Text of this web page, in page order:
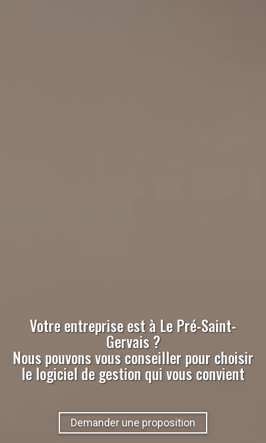
Votre entreprise est à Le Pré-Saint-
Gervais?
Nous pouvons vous conseiller pour choisir
le logiciel de gestion qui vous convient
Demander une proposition